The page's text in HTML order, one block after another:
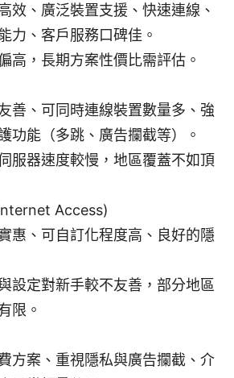
效、廣泛裝置支援、快速連線、
力、客戶服務口碑佳。
高，長期方案性價比需評估。
善、可同時連線裝置數量多、強
功能（多跳、廣告攔截等）。
服器速度較慢，地區覆蓋不如頂
Access)
惠、可自訂化程度高、良好的隱
設定對新手較不友善，部分地區
限。
方案、重視隱私與廣告攔截、介